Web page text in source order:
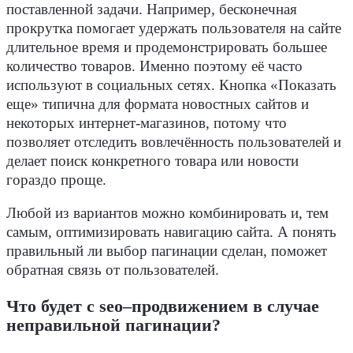
поставленной задачи. Например, бесконечная
прокрутка помогает удержать пользователя на сайте
длительное время и продемонстрировать большее
количество товаров. Именно поэтому её часто
используют в социальных сетях. Кнопка «Показать
еще» типична для формата новостных сайтов и
некоторых интернет-магазинов, потому что
позволяет отследить вовлечённость пользователей и
делает поиск конкретного товара или новости
гораздо проще.
Любой из вариантов можно комбинировать и, тем
самым, оптимизировать навигацию сайта. А понять
правильный ли выбор пагинации сделан, поможет
обратная связь от пользователей.
Что будет с seo–продвижением в случае
неправильной пагинации?